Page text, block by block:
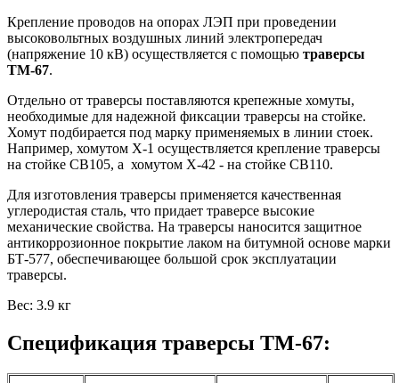
Крепление проводов на опорах ЛЭП при проведении
высоковольтных воздушных линий электропередач
(напряжение 10 кВ) осуществляется с помощью траверсы
ТМ-67.
Отдельно от траверсы поставляются крепежные хомуты,
необходимые для надежной фиксации траверсы на стойке.
Хомут подбирается под марку применяемых в линии стоек.
Например, хомутом Х-1 осуществляется крепление траверсы
на стойке СВ105, а хомутом Х-42 - на стойке СВ110.
Для изготовления траверсы применяется качественная
углеродистая сталь, что придает траверсе высокие
механические свойства. На траверсы наносится защитное
антикоррозионное покрытие лаком на битумной основе марки
БТ-577, обеспечивающее большой срок эксплуатации
траверсы.
Вес: 3.9 кг
Спецификация траверсы ТМ-67: